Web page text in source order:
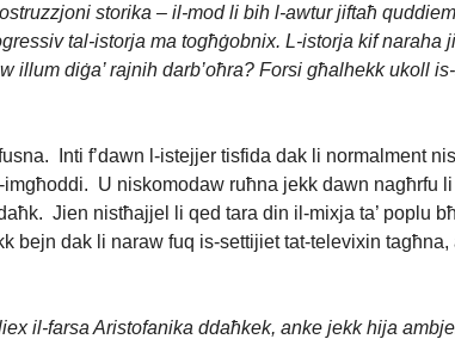
storika – il-mod li bih l-awtur jiftaħ
tal-istorja ma togħġobnix. L-istorja kif
diġa’ rajnih darb’oħra? Forsi għalhekk ukoll
Inti f’dawn l-istejjer tisfida dak li normalment
U niskomodaw ruħna jekk dawn nagħrfu
Jien nistħajjel li qed tara din il-mixja ta’ poplu
bejn dak li naraw fuq is-settijiet tat-televixin
il-farsa Aristofanika ddaħkek, anke jekk hija